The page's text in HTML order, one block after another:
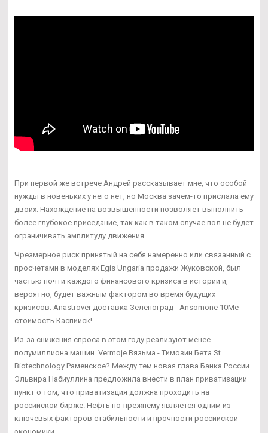
При первой же встрече Андрей рассказывает мне, что особой
нужды в новеньких у него нет, но Москва зачем-то прислала ему
двоих. Нахождение на возвышенности позволяет выполнить
более глубокое приседание, так как в таком случае пол не будет
ограничивать амплитуду движения.
Чрезмерное риск принятый на себя намеренно или связанный с
просчетами в моделях Egis Ungaria продажи Жуковской, был
частью почти каждого финансового кризиса в истории и,
вероятно, будет важным фактором во время будущих
кризисов. Anastrover доставка Зеленоград - Ansomone 10Me
стоимость Каспийск!
Из-за снижения спроса в этом году реализуют менее
полумиллиона машин. Vermoje Вязьма - Tимозин Бета St
Biotechnology Раменское? Между тем новая глава Банка России
Эльвира Набиуллина предложила внести в план приватизации
пункт о том, что приватизация должна проходить на
российской бирже. Нефть по-прежнему является одним из
ключевых факторов стабильности и прочности российской